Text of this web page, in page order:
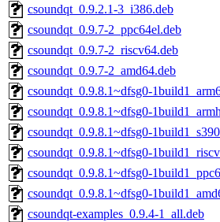
csoundqt_0.9.2.1-3_i386.deb
csoundqt_0.9.7-2_ppc64el.deb
csoundqt_0.9.7-2_riscv64.deb
csoundqt_0.9.7-2_amd64.deb
csoundqt_0.9.8.1~dfsg0-
csoundqt_0.9.8.1~dfsg0-
csoundqt_0.9.8.1~dfsg0-
csoundqt_0.9.8.1~dfsg0-
csoundqt_0.9.8.1~dfsg0-
csoundqt_0.9.8.1~dfsg0-
csoundqt-examples_0.9.4-1_all.deb